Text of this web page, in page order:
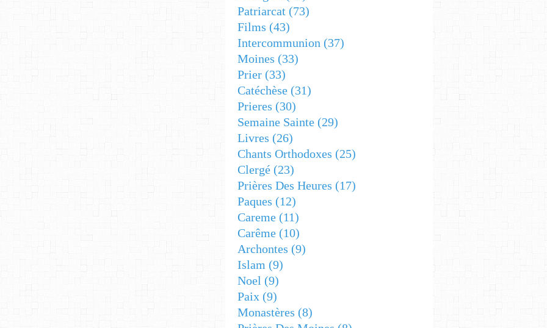
Patriarcat (73)
Films (43)
Intercommunion (37)
Moines (33)
Prier (33)
Catéchèse (31)
Prieres (30)
Semaine Sainte (29)
Livres (26)
Chants Orthodoxes (25)
Clergé (23)
Prières Des Heures (17)
Paques (12)
Careme (11)
Carême (10)
Archontes (9)
Islam (9)
Noel (9)
Paix (9)
Monastères (8)